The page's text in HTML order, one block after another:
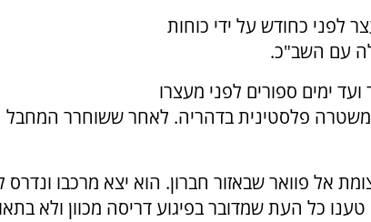
לפני כחודש על ידי כוחות
עם השב"כ.
ימים ספורים לפני מעצרו
פלסטינית בדהריה. לאחר ששוחרר המחבל
בצומת אל פוואר שבאזור חברון. הוא יצא מרכבו
כל העת שמדובר בפיגוע דריסה מכוון ולא